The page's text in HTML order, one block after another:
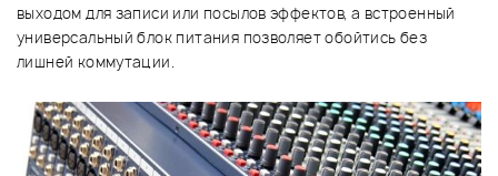
выходом для записи или посылов эффектов, а встроенный
универсальный блок питания позволяет обойтись без
лишней коммутации.